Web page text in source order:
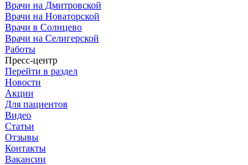
Врачи на Дмитровской
Врачи на Новаторской
Врачи в Солнцево
Врачи на Селигерской
Работы
Пресс-центр
Перейти в раздел
Новости
Акции
Для пациентов
Видео
Статьи
Отзывы
Контакты
Вакансии